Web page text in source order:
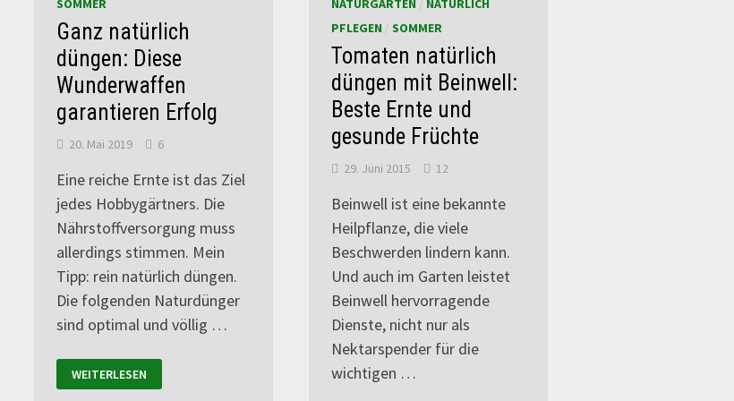
SOMMER
Ganz natürlich
düngen: Diese
Wunderwaffen
garantieren Erfolg
20. Mai 2019 6
Eine reiche Ernte ist das Ziel
jedes Hobbygärtners. Die
Nährstoffversorgung muss
allerdings stimmen. Mein
Tipp: rein natürlich düngen.
Die folgenden Naturdünger
sind optimal und völlig …
WEITERLESEN
NATURGARTEN
NATÜRLICH
PFLEGEN
SOMMER
Tomaten natürlich
düngen mit Beinwell:
Beste Ernte und
gesunde Früchte
29. Juni 2015 12
Beinwell ist eine bekannte
Heilpflanze, die viele
Beschwerden lindern kann.
Und auch im Garten leistet
Beinwell hervorragende
Dienste, nicht nur als
Nektarspender für die
wichtigen …